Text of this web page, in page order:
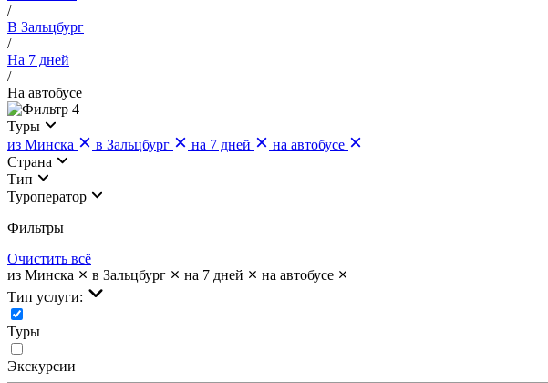
/
В Зальцбург
/
На 7 дней
/
На автобусе
4
Туры
из Минска
в Зальцбург на 7 дней
на автобусе
Страна
Тип
Туроператор
Фильтры
Очистить всё
из Минска
в Зальцбург на 7 дней
на автобусе
Тип услуги:
Туры
Экскурсии